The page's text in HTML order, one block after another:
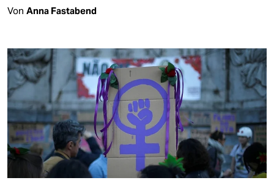
Von Anna Fastabend